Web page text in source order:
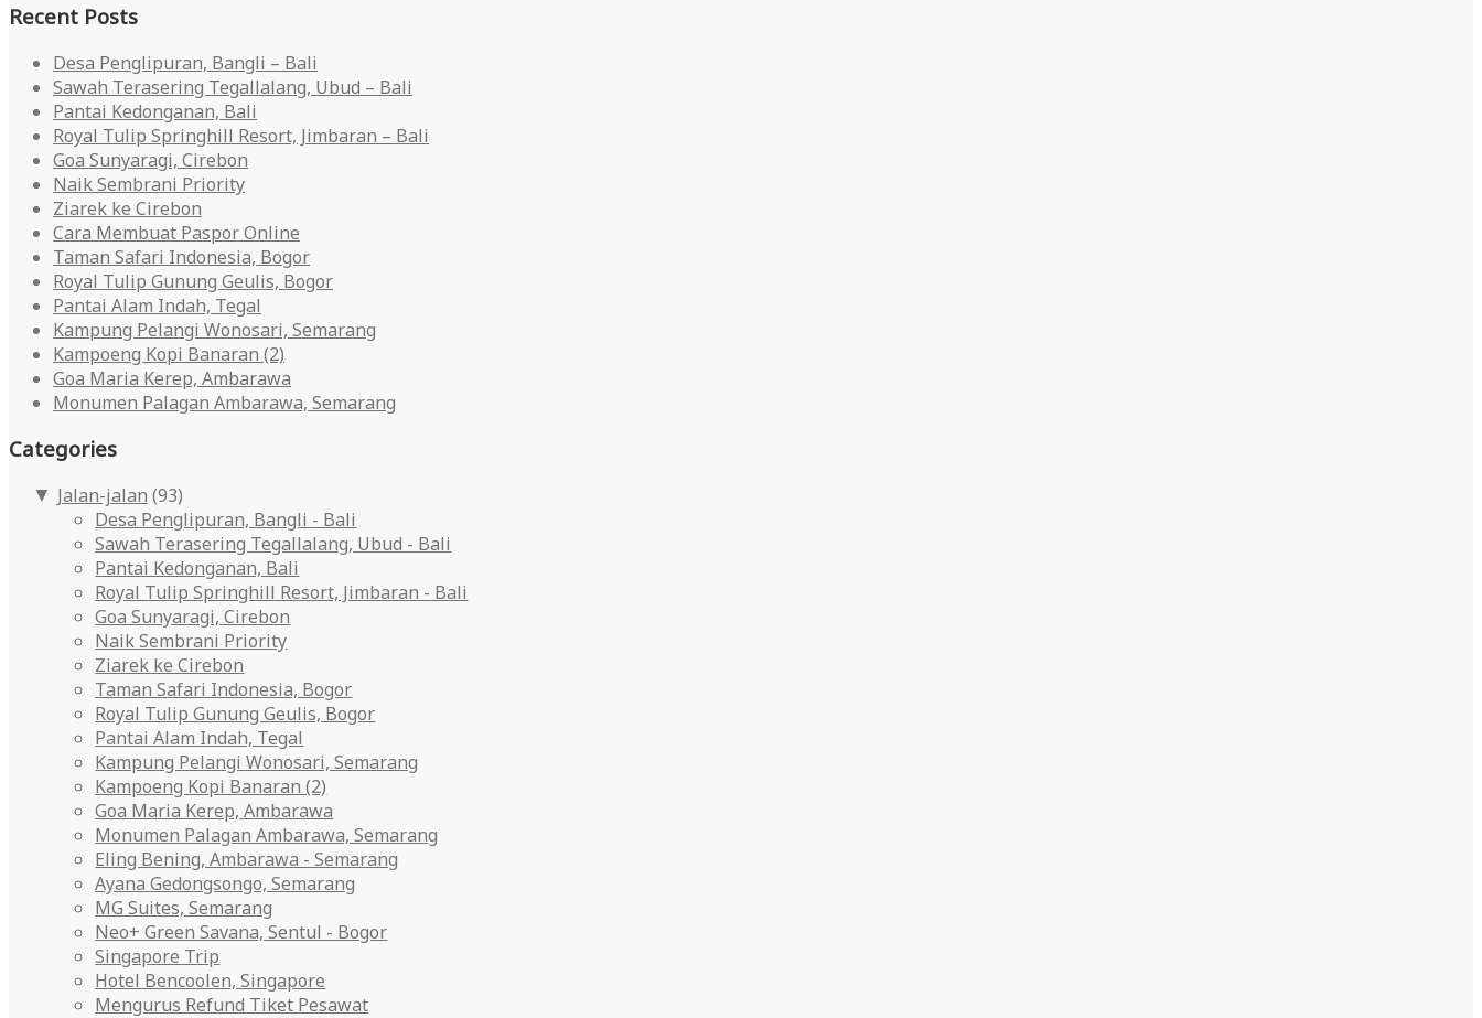
Recent Posts
Desa Penglipuran, Bangli – Bali
Sawah Terasering Tegallalang, Ubud – Bali
Pantai Kedonganan, Bali
Royal Tulip Springhill Resort, Jimbaran – Bali
Goa Sunyaragi, Cirebon
Naik Sembrani Priority
Ziarek ke Cirebon
Cara Membuat Paspor Online
Taman Safari Indonesia, Bogor
Royal Tulip Gunung Geulis, Bogor
Pantai Alam Indah, Tegal
Kampung Pelangi Wonosari, Semarang
Kampoeng Kopi Banaran (2)
Goa Maria Kerep, Ambarawa
Monumen Palagan Ambarawa, Semarang
Categories
▼ Jalan-jalan (93)
Desa Penglipuran, Bangli - Bali
Sawah Terasering Tegallalang, Ubud - Bali
Pantai Kedonganan, Bali
Royal Tulip Springhill Resort, Jimbaran - Bali
Goa Sunyaragi, Cirebon
Naik Sembrani Priority
Ziarek ke Cirebon
Taman Safari Indonesia, Bogor
Royal Tulip Gunung Geulis, Bogor
Pantai Alam Indah, Tegal
Kampung Pelangi Wonosari, Semarang
Kampoeng Kopi Banaran (2)
Goa Maria Kerep, Ambarawa
Monumen Palagan Ambarawa, Semarang
Eling Bening, Ambarawa - Semarang
Ayana Gedongsongo, Semarang
MG Suites, Semarang
Neo+ Green Savana, Sentul - Bogor
Singapore Trip
Hotel Bencoolen, Singapore
Mengurus Refund Tiket Pesawat